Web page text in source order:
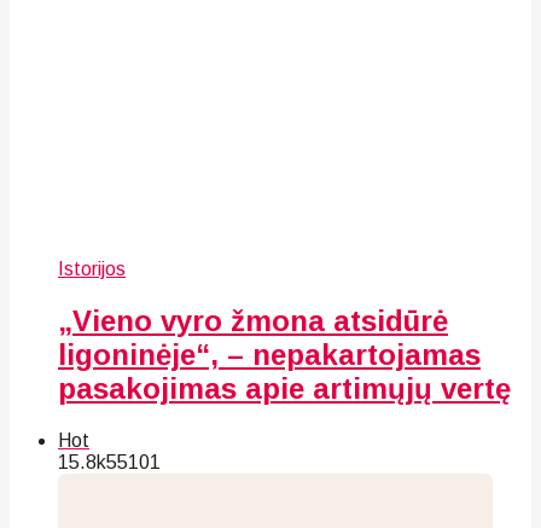
Istorijos
„Vieno vyro žmona atsidūrė
ligoninėje“, – nepakartojamas
pasakojimas apie artimųjų vertę
Hot
15.8k55101